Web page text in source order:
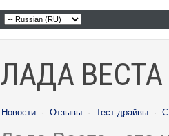
ЛАДА ВЕСТА
Новости · Отзывы · Тест-драйвы ·